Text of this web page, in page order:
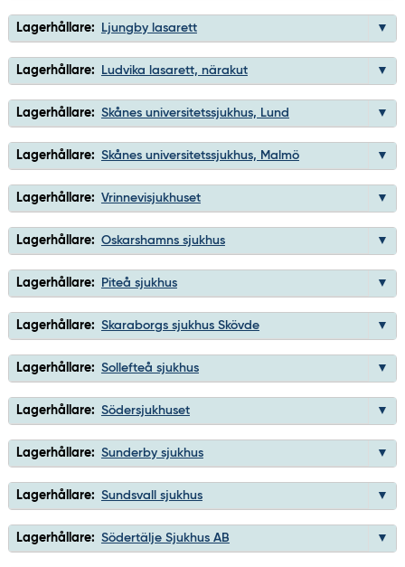
Lagerhållare: Ljungby lasarett
Lagerhållare: Ludvika lasarett, närakut
Lagerhållare: Skånes universitetssjukhus, Lund
Lagerhållare: Skånes universitetssjukhus, Malmö
Lagerhållare: Vrinnevisjukhuset
Lagerhållare: Oskarshamns sjukhus
Lagerhållare: Piteå sjukhus
Lagerhållare: Skaraborgs sjukhus Skövde
Lagerhållare: Sollefteå sjukhus
Lagerhållare: Södersjukhuset
Lagerhållare: Sunderby sjukhus
Lagerhållare: Sundsvall sjukhus
Lagerhållare: Södertälje Sjukhus AB